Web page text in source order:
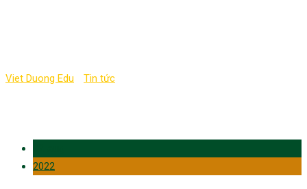
Viet Duong Edu Tin tức
2022